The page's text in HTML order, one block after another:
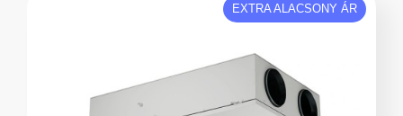
EXTRA ALACSONY ÁR